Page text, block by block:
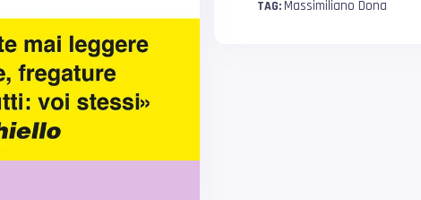
TAG:Massimiliano Dona